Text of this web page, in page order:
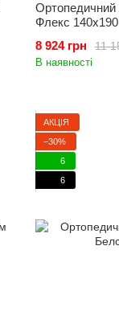
Ортопедичний
Флекс 140x190
11
8 924 грн
В наявності
АКЦІЯ
−30%
6
6